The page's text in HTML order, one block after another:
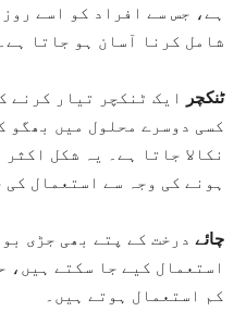
ہے، جس سے افراد کو اسے
شامل کرنا آسان ہو جاتا ہے۔
ٹنکچر
ایک ٹنکچر تیار کرنے
کسی دوسرے محلول میں بھگو
نکالا جاتا ہے۔ یہ شکل
ہونے کی وجہ سے استعمال کی
چائے درخت کے پتے بھی جڑی
استعمال کیے جا سکتے ہیں،
کم استعمال ہوتے ہیں۔